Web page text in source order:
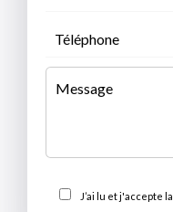
J’ai lu et j'accepte la